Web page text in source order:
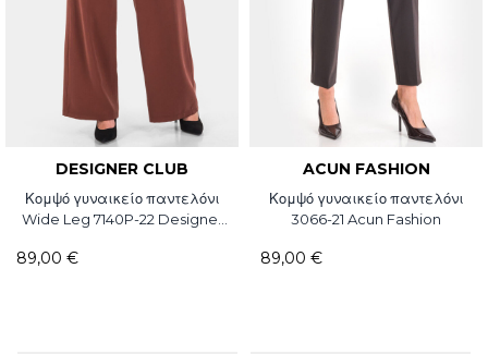
DESIGNER CLUB
Κομψό γυναικείο παντελόνι
Wide Leg 7140P-22 Designer
89,00 €
ACUN FASHION
Κομψό γυναικείο παντελόνι
3066-21 Acun Fashion
89,00 €